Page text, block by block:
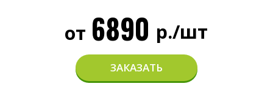
6890 р./шт
от
ЗАКАЗАТЬ